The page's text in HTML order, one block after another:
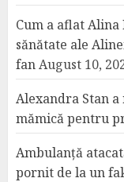
Cum a aflat Alina
sănătate ale
fanAugust 10,
Alexandra Stan
mămică pentru
Ambulanță
pornit de la un